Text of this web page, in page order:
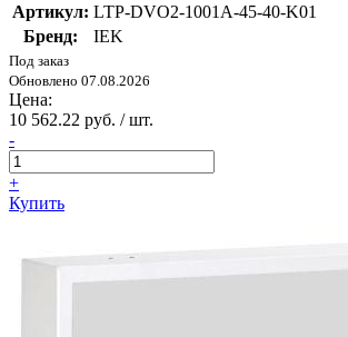
Артикул: LTP-DVO2-1001A-45-40-K01
Бренд:
IEK
Под заказ
Обновлено 07.08.2026
Цена:
10 562.22 руб. / шт.
-
+
Купить